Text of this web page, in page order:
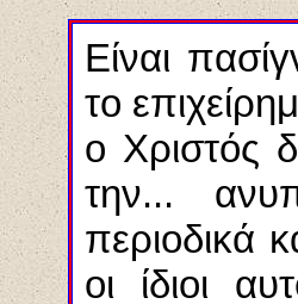
Είναι
το
ο Χριστός
την...
περιοδικά
οι ίδιοι